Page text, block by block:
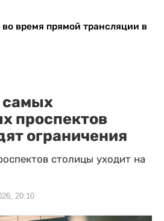
во время прямой трансляции в
самых
проспектов
ограничения
столицы уходит на
20:10